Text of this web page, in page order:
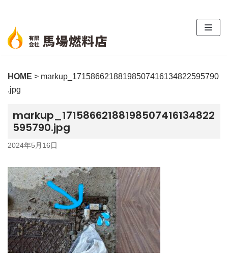
ン
テ
ン
へ
ス
ッ
プ
HOME > markup_17158662188198507416134822595790
.jpg
markup_17158662188198507416134822
595790.jpg
2024年5月16日